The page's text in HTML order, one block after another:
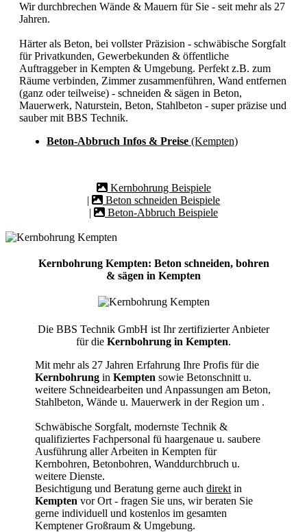
Wir durchbrechen Wände & Mauern für Sie - seit mehr als 27
Jahren.
Härter als Beton, bei vollster Präzision - schwäbische Sorgfalt
für Privatkunden, Gewerbekunden & öffentliche
Auftraggeber in Kempten & Umgebung. Perfekt z.B. zum
Räume verbinden, Zimmer zusammenführen, Wand entfernen
(ganz oder teilweise) - schneiden & sägen in Beton,
Mauerwerk, Naturstein, Beton, Stahlbeton - super präzise und
sauber mit BBS Technik.
Beton-Abbruch Infos & Preise (Kempten)
Kernbohrung Beispiele
|
Beton schneiden Beispiele
|
Beton-Abbruch Beispiele
Kernbohrung Kempten: Beton schneiden, bohren
& sägen in Kempten
Die BBS Technik GmbH ist Ihr zertifizierter Anbieter
für die Kernbohrung in Kempten.
Mit mehr als 27 Jahren Erfahrung Ihre Profis für die
Kernbohrung inKempten sowie Betonschnitt u.
weitere Schneidearbeiten und Anpassungen am Beton,
Stahlbeton, Wände u. Mauerwerk in der Region um .
Schwäbische Sorgfalt, modernste Technik &
qualifiziertes Fachpersonalfü haargenaue u. saubere
Ausführung aller Arbeitenin Kempten für
Kernbohren, Betonbohren, Wanddurchbruch u.
weitere Dienste.
Besichtigung und Beratung gerne auchdirekt in
Kempten vor Ort - fragen Sie uns, wir beraten Sie
gerne individuell und kostenlos im gesamten
Kemptener Großraum & Umgebung.